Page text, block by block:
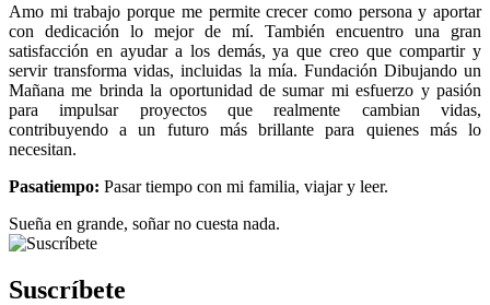
Amo mi trabajo porque me permite crecer como persona y aportar
con dedicación lo mejor de mí. También encuentro una gran
satisfacción en ayudar a los demás, ya que creo que compartir y
servir transforma vidas, incluidas la mía. Fundación Dibujando un
Mañana me brinda la oportunidad de sumar mi esfuerzo y pasión
para impulsar proyectos que realmente cambian vidas,
contribuyendo a un futuro más brillante para quienes más lo
necesitan.
Pasatiempo: Pasar tiempo con mi familia, viajar y leer.
Sueña en grande, soñar no cuesta nada.
Suscríbete